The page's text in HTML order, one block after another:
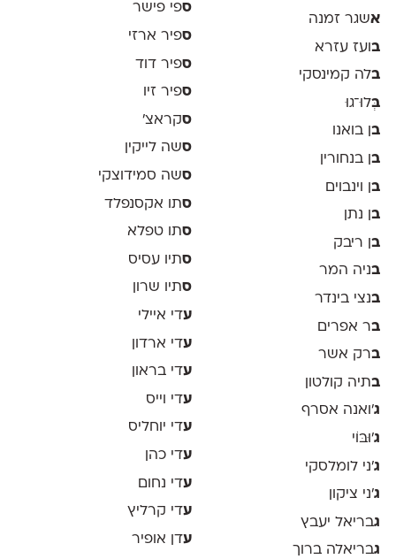
אשגר זמנה
בועז עזרא
בלה קמינסקי
בְּלוּ־גוּ
בן בואנו
בן בנחורין
בן וינבוים
בן נתן
בן ריבק
בניה המר
בנצי בינדר
בר אפרים
ברק אשר
בתיה קולטון
ג'ואנה אסרף
ג'וּבּוֹי
ג׳ני לומלסקי
ג׳ני ציקון
גבריאל יעבץ
גבריאלה ברוך
ספי פישר
ספיר ארזי
ספיר דוד
ספיר זיו
סקראצ׳
סשה לייקין
סשה סמידוצקי
סתו אקסנפלד
סתו טפלא
סתיו עסיס
סתיו שרון
עדי איילי
עדי ארדון
עדי בראון
עדי וייס
עדי יוחליס
עדי כהן
עדי נחום
עדי קרליץ
עדן אופיר